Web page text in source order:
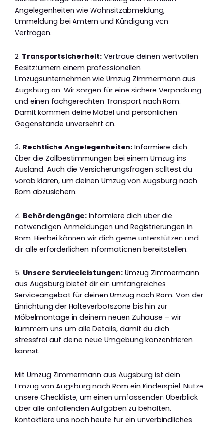
Angelegenheiten wie Wohnsitzabmeldung,
Ummeldung bei Ämtern und Kündigung von
Verträgen.
2. Transportsicherheit: Vertraue deinen wertvollen
Besitztümern einem professionellen
Umzugsunternehmen wie Umzug Zimmermann aus
Augsburg an. Wir sorgen für eine sichere Verpackung
und einen fachgerechten Transport nach Rom.
Damit kommen deine Möbel und persönlichen
Gegenstände unversehrt an.
3. Rechtliche Angelegenheiten: Informiere dich
über die Zollbestimmungen bei einem Umzug ins
Ausland. Auch die Versicherungsfragen solltest du
vorab klären, um deinen Umzug von Augsburg nach
Rom abzusichern.
4. Behördengänge: Informiere dich über die
notwendigen Anmeldungen und Registrierungen in
Rom. Hierbei können wir dich gerne unterstützen und
dir alle erforderlichen Informationen bereitstellen.
5. Unsere Serviceleistungen: Umzug Zimmermann
aus Augsburg bietet dir ein umfangreiches
Serviceangebot für deinen Umzug nach Rom. Von der
Einrichtung der Halteverbotszone bis hin zur
Möbelmontage in deinem neuen Zuhause – wir
kümmern uns um alle Details, damit du dich
stressfrei auf deine neue Umgebung konzentrieren
kannst.
Mit Umzug Zimmermann aus Augsburg ist dein
Umzug von Augsburg nach Rom ein Kinderspiel. Nutze
unsere Checkliste, um einen umfassenden Überblick
über alle anfallenden Aufgaben zu behalten.
Kontaktiere uns noch heute für ein unverbindliches